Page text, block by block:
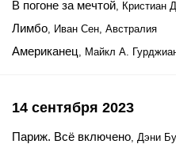
В погоне за мечтой, Кристиан
Лимбо, Иван Сен, Австралия
Американец, Майкл А.
14 сентября 2023
Париж. Всё включено, Дэни